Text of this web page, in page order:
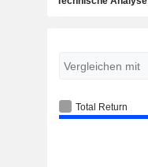
Total Return